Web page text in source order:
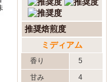
推奨焙煎度
ミディアム
香り
5
甘み
4